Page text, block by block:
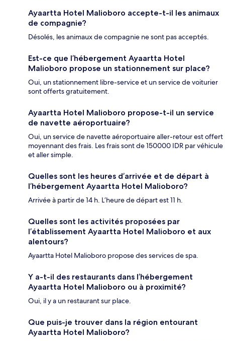
Ayaartta Hotel Malioboro accepte-t-il les animaux
de compagnie?
Désolés, les animaux de compagnie ne sont pas acceptés.
Est-ce que l’hébergement Ayaartta Hotel
Malioboro propose un stationnement sur place?
Oui, un stationnement libre-service et un service de voiturier
sont offerts gratuitement.
Ayaartta Hotel Malioboro propose-t-il un service
de navette aéroportuaire?
Oui, un service de navette aéroportuaire aller-retour est offert
moyennant des frais. Les frais sont de 150000 IDR par véhicule
et aller simple.
Quelles sont les heures d’arrivée et de départ à
l’hébergement Ayaartta Hotel Malioboro?
Arrivée à partir de 14 h. L’heure de départ est 11 h.
Quelles sont les activités proposées par
l’établissement Ayaartta Hotel Malioboro et aux
alentours?
Ayaartta Hotel Malioboro propose des services de spa.
Y a-t-il des restaurants dans l’hébergement
Ayaartta Hotel Malioboro ou à proximité?
Oui, il y a un restaurant sur place.
Que puis-je trouver dans la région entourant
Ayaartta Hotel Malioboro?